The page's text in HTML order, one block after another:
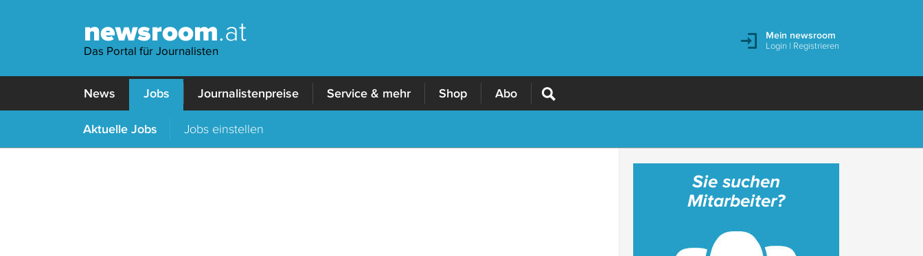
newsroom.at
Das Portal für Journalisten
Mein newsroom
Login | Registrieren
News Jobs Journalistenpreise Service & mehr Shop Abo
Aktuelle Jobs Jobs einstellen
Sie suchen
Mitarbeiter?